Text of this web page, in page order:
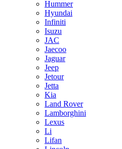
Hummer
Hyundai
Infiniti
Isuzu
JAC
Jaecoo
Jaguar
Jeep
Jetour
Jetta
Kia
Land Rover
Lamborghini
Lexus
Li
Lifan